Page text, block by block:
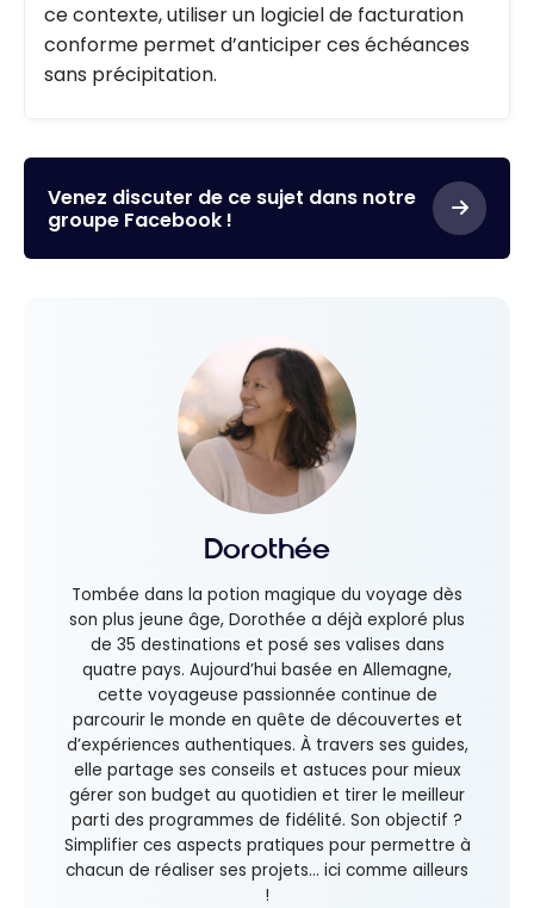
ce contexte, utiliser un logiciel de facturation
conforme permet d’anticiper ces échéances
sans précipitation.
Venez discuter de ce sujet dans notre
groupe Facebook !
Dorothée
Tombée dans la potion magique du voyage dès
son plus jeune âge, Dorothée a déjà exploré plus
de 35 destinations et posé ses valises dans
quatre pays. Aujourd’hui basée en Allemagne,
cette voyageuse passionnée continue de
parcourir le monde en quête de découvertes et
d’expériences authentiques. À travers ses guides,
elle partage ses conseils et astuces pour mieux
gérer son budget au quotidien et tirer le meilleur
parti des programmes de fidélité. Son objectif ?
Simplifier ces aspects pratiques pour permettre à
chacun de réaliser ses projets... ici comme ailleurs
!